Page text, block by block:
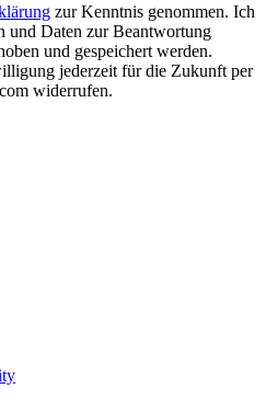
zur Kenntnis genommen. Ich
und Daten zur Beantwortung
und gespeichert werden.
jederzeit für die Zukunft per
widerrufen.